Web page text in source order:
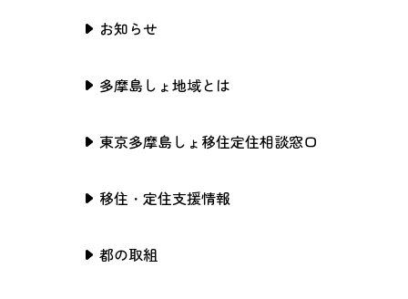
お知らせ
多摩島しょ地域とは
東京多摩島しょ移住定住相談窓口
移住・定住支援情報
都の取組